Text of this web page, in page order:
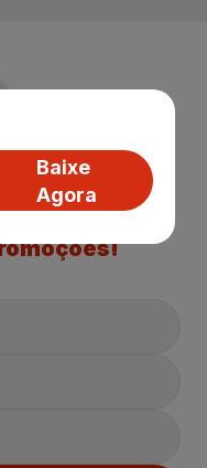
Baixe
Agora
,